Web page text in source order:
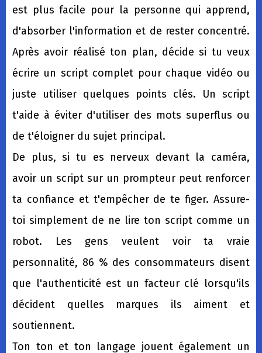
est plus facile pour la personne qui apprend,
d'absorber l'information et de rester concentré.
Après avoir réalisé ton plan, décide si tu veux
écrire un script complet pour chaque vidéo ou
juste utiliser quelques points clés. Un script
t'aide à éviter d'utiliser des mots superflus ou
de t'éloigner du sujet principal.
De plus, si tu es nerveux devant la caméra,
avoir un script sur un prompteur peut renforcer
ta confiance et t'empêcher de te figer. Assure-
toi simplement de ne lire ton script comme un
robot. Les gens veulent voir ta vraie
personnalité, 86 % des consommateurs disent
que l'authenticité est un facteur clé lorsqu'ils
décident quelles marques ils aiment et
soutiennent.
Ton ton et ton langage jouent également un